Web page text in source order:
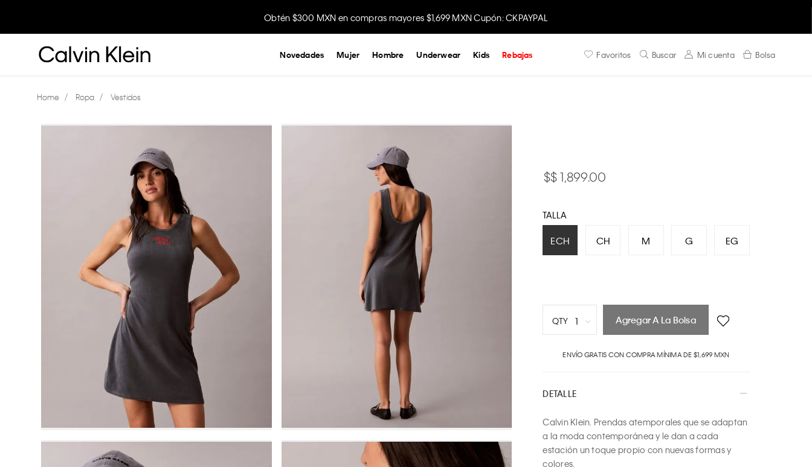
Obtén $300 MXN en compras mayores $1,699 MXN Cupón: CKPAYPAL
Disfruta envío gratis comprando en la app.
Favoritos Buscar Mi cuenta Bolsa
Novedades Mujer Hombre Underwear Kids Rebajas
Ropa Vestidos
$ 1,899.00
TALLA
ECH CH M G EG
QTY 1
6
7
8
9
Agregar A La Bolsa
ENVÍO GRATIS CON COMPRA MÍNIMA DE $1,699 MXN
DETALLE
Calvin Klein. Prendas atemporales que se adaptan
a la moda contemporánea y le dan a cada
estación un toque propio con nuevas formas y
colores.